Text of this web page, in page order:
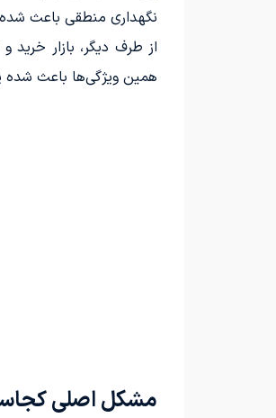
نگهداری منطقی باعث
همین ویژگی‌ها باعث شده پژو ۲۰۶ همیشه جزو گزینه‌های اول خرید
مشکل اصلی کجاست؟